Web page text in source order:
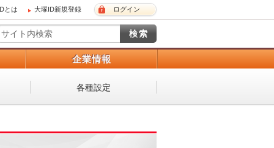
とは 大塚ID新規登録 ログイン
企業情報
各種設定